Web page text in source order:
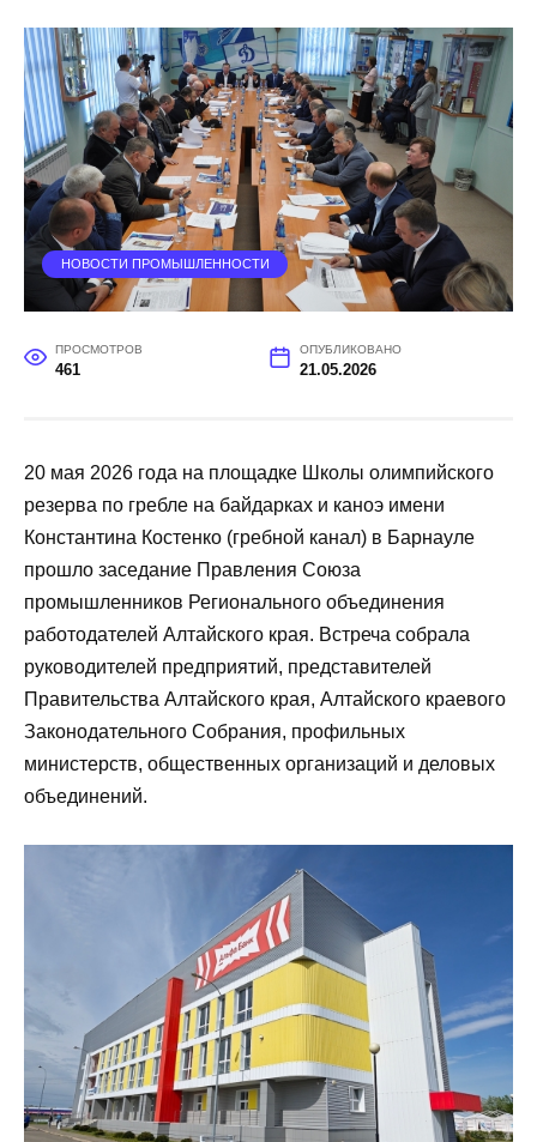
НОВОСТИ ПРОМЫШЛЕННОСТИ
ПРОСМОТРОВ
461
ОПУБЛИКОВАНО
21.05.2026
20 мая 2026 года на площадке Школы олимпийского
резерва по гребле на байдарках и каноэ имени
Константина Костенко (гребной канал) в Барнауле
прошло заседание Правления Союза
промышленников Регионального объединения
работодателей Алтайского края. Встреча собрала
руководителей предприятий, представителей
Правительства Алтайского края, Алтайского краевого
Законодательного Собрания, профильных
министерств, общественных организаций и деловых
объединений.